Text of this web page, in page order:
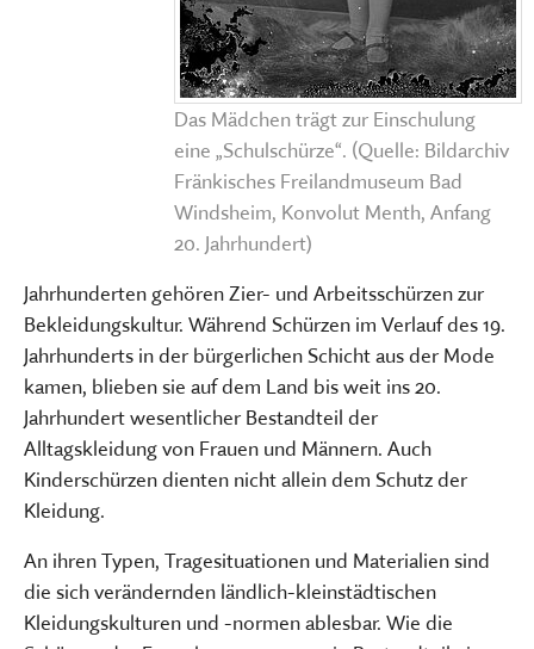
Das Mädchen trägt zur Einschulung
eine „Schulschürze“. (Quelle: Bildarchiv
Fränkisches Freilandmuseum Bad
Windsheim, Konvolut Menth, Anfang
20. Jahrhundert)
Jahrhunderten gehören Zier- und Arbeitsschürzen zur
Bekleidungskultur. Während Schürzen im Verlauf des 19.
Jahrhunderts in der bürgerlichen Schicht aus der Mode
kamen, blieben sie auf dem Land bis weit ins 20.
Jahrhundert wesentlicher Bestandteil der
Alltagskleidung von Frauen und Männern. Auch
Kinderschürzen dienten nicht allein dem Schutz der
Kleidung.
An ihren Typen, Tragesituationen und Materialien sind
die sich verändernden ländlich-kleinstädtischen
Kleidungskulturen und -normen ablesbar. Wie die